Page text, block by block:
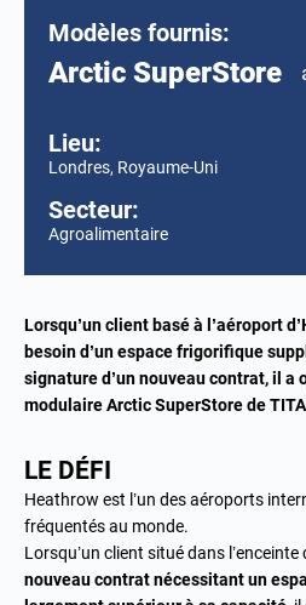
Modèles fournis:
Arctic SuperStore
Lieu:
Londres, Royaume-Uni
Secteur:
Agroalimentaire
Lorsqu’un client basé à l’aéroport
besoin d’un espace frigorifique
signature d’un nouveau contrat, il a
modulaire Arctic SuperStorede
LE DÉFI
Heathrow est l’un des aéroports
fréquentés au monde.
Lorsqu’un client situé dans
nouveau contrat nécessitant un